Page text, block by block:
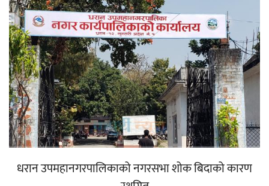
धरान उपमहानगरपालिकाको नगरसभा शोक बिदाको कारण